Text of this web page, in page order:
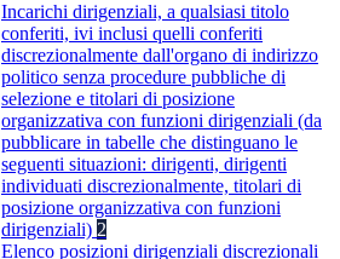
Incarichi dirigenziali, a qualsiasi titolo
conferiti, ivi inclusi quelli conferiti
discrezionalmente dall'organo di indirizzo
politico senza procedure pubbliche di
selezione e titolari di posizione
organizzativa con funzioni dirigenziali (da
pubblicare in tabelle che distinguano le
seguenti situazioni: dirigenti, dirigenti
individuati discrezionalmente, titolari di
posizione organizzativa con funzioni
dirigenziali) 2
Elenco posizioni dirigenziali discrezionali